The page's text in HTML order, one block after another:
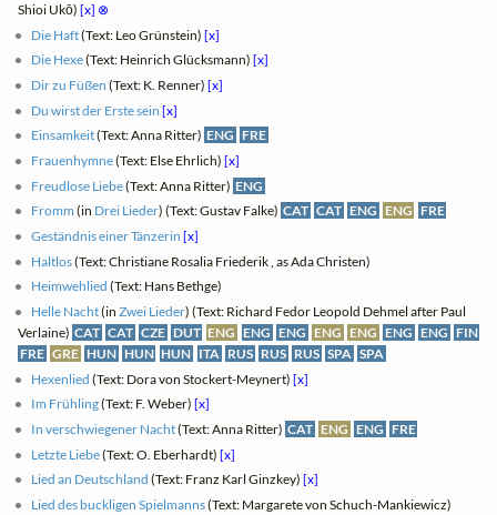
Shioi Ukō)[x] ⊗
Die Haft(Text: Leo Grünstein)[x]
Die Hexe(Text: Heinrich Glücksmann)[x]
Dir zu Füßen (Text: K. Renner)[x]
Du wirst der Erste sein [x]
Einsamkeit(Text: Anna Ritter) ENG FRE
Frauenhymne(Text: Else Ehrlich)[x]
Freudlose Liebe(Text: Anna Ritter) ENG
Fromm (in Drei Lieder) (Text: Gustav Falke) CAT CAT ENG ENG FRE
Geständnis einer Tänzerin [x]
Haltlos(Text: Christiane Rosalia Friederik , as Ada Christen)
Heimwehlied (Text: Hans Bethge)
Helle Nacht(inZwei Lieder) (Text: Richard Fedor Leopold Dehmel after Paul
Verlaine) CAT CAT CZE DUT ENG ENG ENG ENG ENG ENG ENG FIN
FRE GRE HUN HUN HUN ITA RUS RUS RUS SPA SPA
Hexenlied (Text: Dora von Stockert-Meynert)[x]
Im Frühling(Text: F. Weber)[x]
In verschwiegener Nacht(Text: Anna Ritter) CAT ENG ENG FRE
Letzte Liebe(Text: O. Eberhardt)[x]
Lied an Deutschland (Text: Franz Karl Ginzkey)[x]
Lied des buckligen Spielmanns(Text: Margarete von Schuch-Mankiewicz)